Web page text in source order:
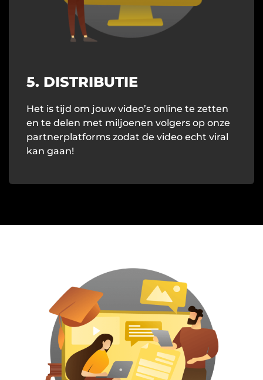
5. DISTRIBUTIE
Het is tijd om jouw video’s online te zetten
en te delen met miljoenen volgers op onze
partnerplatforms zodat de video echt viral
kan gaan!